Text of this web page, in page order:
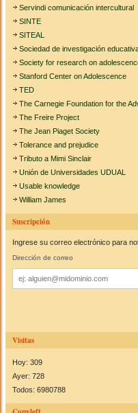
Servindi comunicación intercultural
SINTE
SITEAL
Sociedad de investigación
Society for research on
Stanford Center on Adolescence
TED
The Carnegie Foundation for the
The Freire Project
The Jean Piaget Society
Tolerance and prejudice
Tributo a Mimi Sinclair
Unión de Universidades UDUAL
Usable knowledge
William James
Suscripción
Ingrese su correo electrónico para
Dirección de correo
Dirección
de
correo
Visitas
Hoy: 309
Ayer: 728
Todos: 6980788